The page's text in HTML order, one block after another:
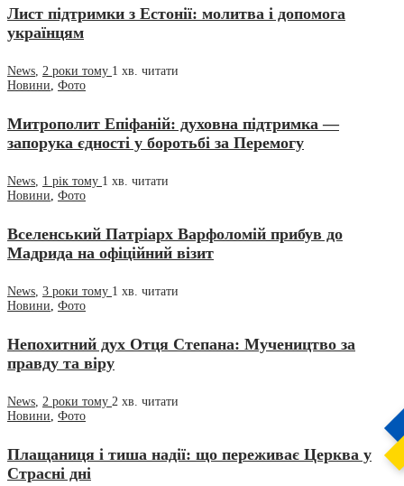
Лист підтримки з Естонії: молитва і допомога
українцям
News, 2 роки тому 1 хв. читати
Новини, Фото
Митрополит Епіфаній: духовна підтримка —
запорука єдності у боротьбі за Перемогу
News, 1 рік тому 1 хв. читати
Новини, Фото
Вселенський Патріарх Варфоломій прибув до
Мадрида на офіційний візит
News 3 роки тому 1 хв. читати
Новини Фото
Непохитний дух Отця Степана: Мучеництво за
правду та віру
News 2 роки тому 2 хв. читати
Новини Фото
Плащаниця і тиша надії: що переживає Церква у
Страсні дні